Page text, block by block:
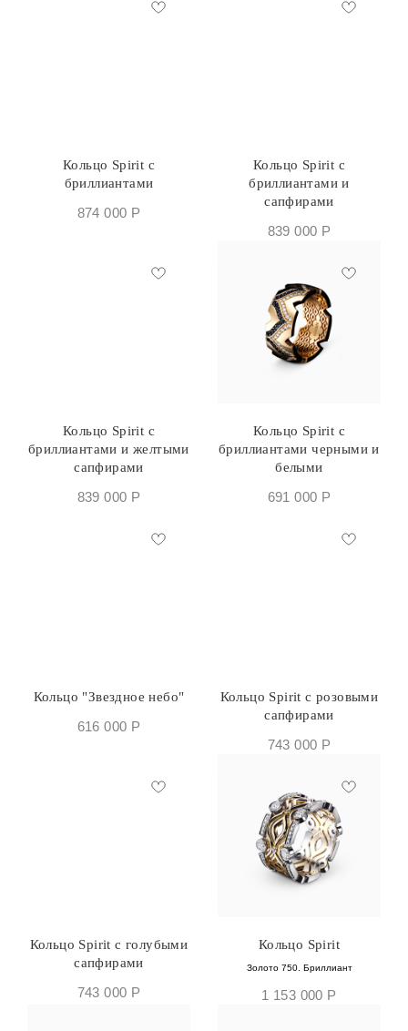
Кольцо Spirit с
бриллиантами
874 000 Р
Кольцо Spirit с
бриллиантами и
сапфирами
839 000 Р
Кольцо Spirit с
бриллиантами и желтыми
сапфирами
839 000 Р
Кольцо Spirit с
бриллиантами черными и
белыми
691 000 Р
Кольцо "Звездное небо"
616 000 Р
Кольцо Spirit с розовыми
сапфирами
743 000 Р
Кольцо Spirit с голубыми
сапфирами
743 000 Р
Кольцо Spirit
Золото 750. Бриллиант
1 153 000 Р